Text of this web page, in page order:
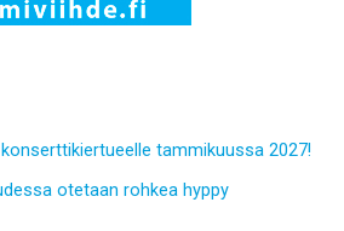
tammikuussa 2027!
otetaan rohkea hyppy